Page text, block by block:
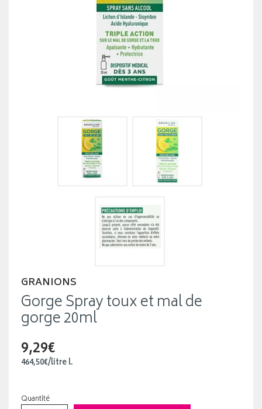
GRANIONS
Gorge Spray toux et mal de
gorge 20ml
9,29€
464,50€/litrel.
Quantité